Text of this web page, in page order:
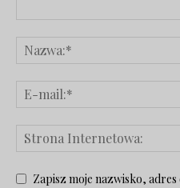
Zapisz moje nazwisko,